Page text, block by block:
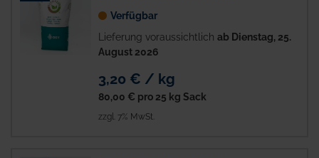
Verfügbar
Lieferung voraussichtlich ab Dienstag, 25.
August 2026
3,20 € / kg
80,00 € pro 25 kg Sack
zzgl. 7% MwSt.